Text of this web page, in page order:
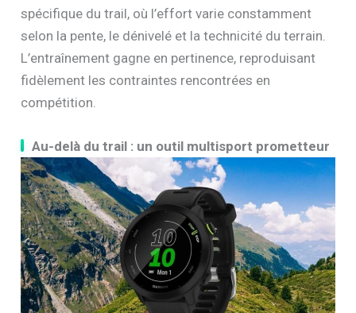
spécifique du trail, où l’effort varie constamment
selon la pente, le dénivelé et la technicité du terrain.
L’entraînement gagne en pertinence, reproduisant
fidèlement les contraintes rencontrées en
compétition.
Au-delà du trail : un outil multisport prometteur